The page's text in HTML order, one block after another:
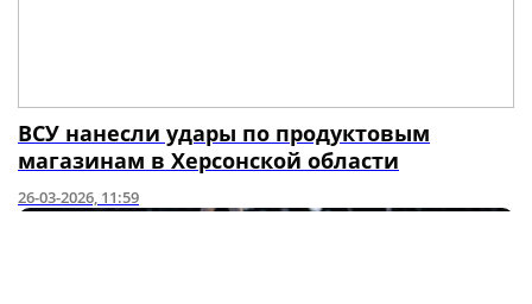
ВСУ нанесли удары по продуктовым
магазинам в Херсонской области
26-03-2026, 11:59